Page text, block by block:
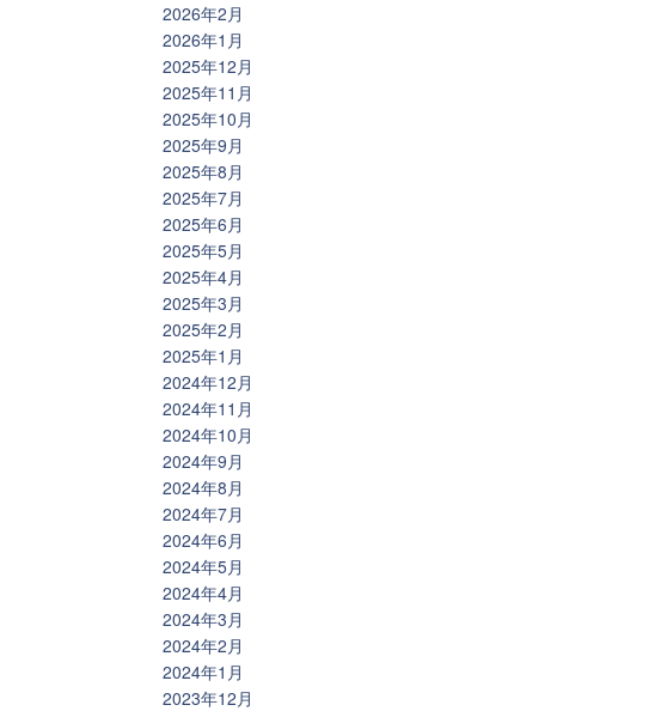
2026年2月
2026年1月
2025年12月
2025年11月
2025年10月
2025年9月
2025年8月
2025年7月
2025年6月
2025年5月
2025年4月
2025年3月
2025年2月
2025年1月
2024年12月
2024年11月
2024年10月
2024年9月
2024年8月
2024年7月
2024年6月
2024年5月
2024年4月
2024年3月
2024年2月
2024年1月
2023年12月